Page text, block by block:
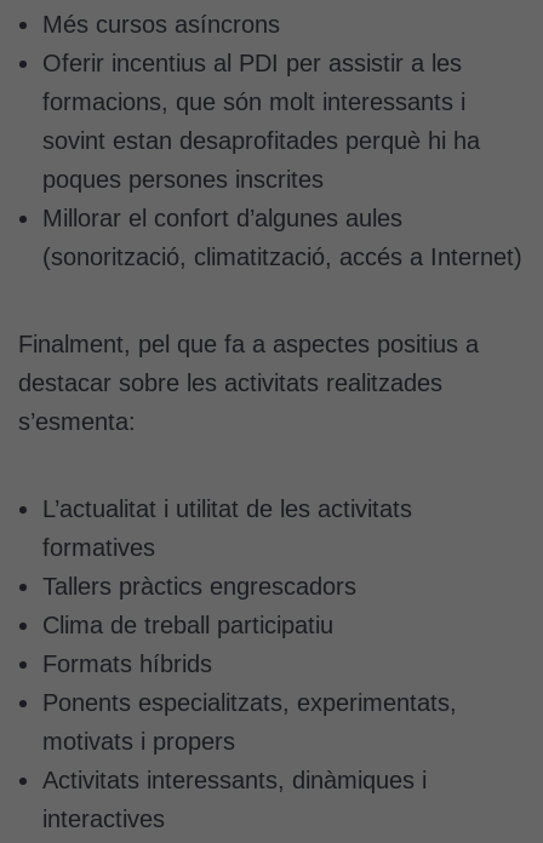
Més cursos asíncrons
Oferir incentius al PDI per assistir a les
formacions, que són molt interessants i
sovint estan desaprofitades perquè hi ha
poques persones inscrites
Millorar el confort d’algunes aules
(sonorització, climatització, accés a Internet)
Finalment, pel que fa a aspectes positius a
destacar sobre les activitats realitzades
s’esmenta:
L’actualitat i utilitat de les activitats
formatives
Tallers pràctics engrescadors
Clima de treball participatiu
Formats híbrids
Ponents especialitzats, experimentats,
motivats i propers
Activitats interessants, dinàmiques i
interactives
d'experiència
Per tal que el
tingui el millor
rendiment
possible durant
la vostra visita.
Si rebutgeu
algunes
funcionalitats
desapareixeran
Cookies de
continguts
publicitaris
interessos de
directament,
bé per mitjà